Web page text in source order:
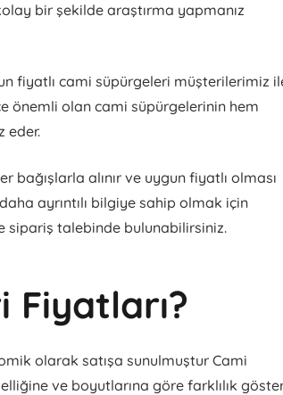
bir şekilde araştırma yapmanız
fiyatlı cami süpürgeleri müşterilerimiz
önemli olan cami süpürgelerinin hem
eder.
alınır ve uygun fiyatlı olması
ayrıntılı bilgiye sahip olmak için
sipariş talebinde bulunabilirsiniz.
Fiyatları?
olarak satışa sunulmuştur Cami
ve boyutlarına göre farklılık